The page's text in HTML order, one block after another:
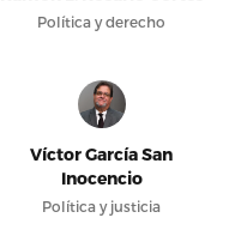
Política y derecho
Víctor García San
Inocencio
Política y justicia